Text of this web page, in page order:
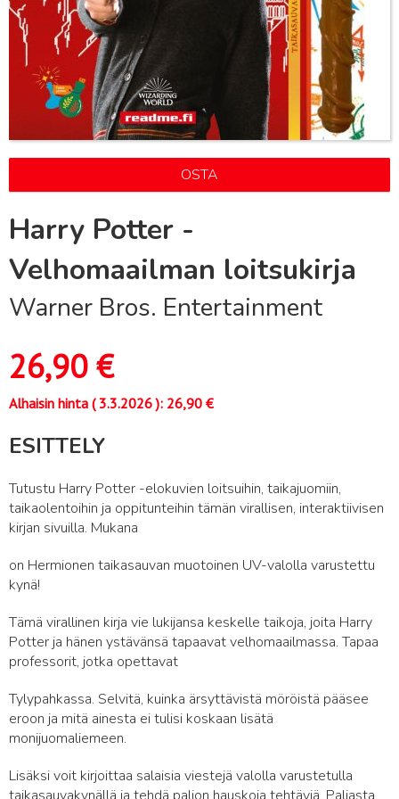
OSTA
Harry Potter -
Velhomaailman loitsukirja
Warner Bros. Entertainment
26,90€
Alhaisin hinta (3.3.2026): 26,90 €
ESITTELY
Tutustu Harry Potter -elokuvien loitsuihin, taikajuomiin,
taikaolentoihin ja oppitunteihin tämän virallisen, interaktiivisen
kirjan sivuilla. Mukana
on Hermionen taikasauvan muotoinen UV-valolla varustettu
kynä!
Tämä virallinen kirja vie lukijansa keskelle taikoja, joita Harry
Potter ja hänen ystävänsä tapaavat velhomaailmassa. Tapaa
professorit, jotka opettavat
Tylypahkassa. Selvitä, kuinka ärsyttävistä möröistä pääsee
eroon ja mitä ainesta ei tulisi koskaan lisätä
monijuomaliemeen.
Lisäksi voit kirjoittaa salaisia viestejä valolla varustetulla